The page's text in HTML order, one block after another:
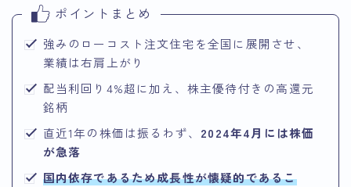
ポイントまとめ
強みのローコスト注文住宅を全国に展開させ、
業績は右肩上がり
配当利回り4%超に加え、株主優待付きの高還元
銘柄
直近1年の株価は振るわず、 2024年4月には株価
が急落
国内依存であるため成長性が懐疑的であるこ